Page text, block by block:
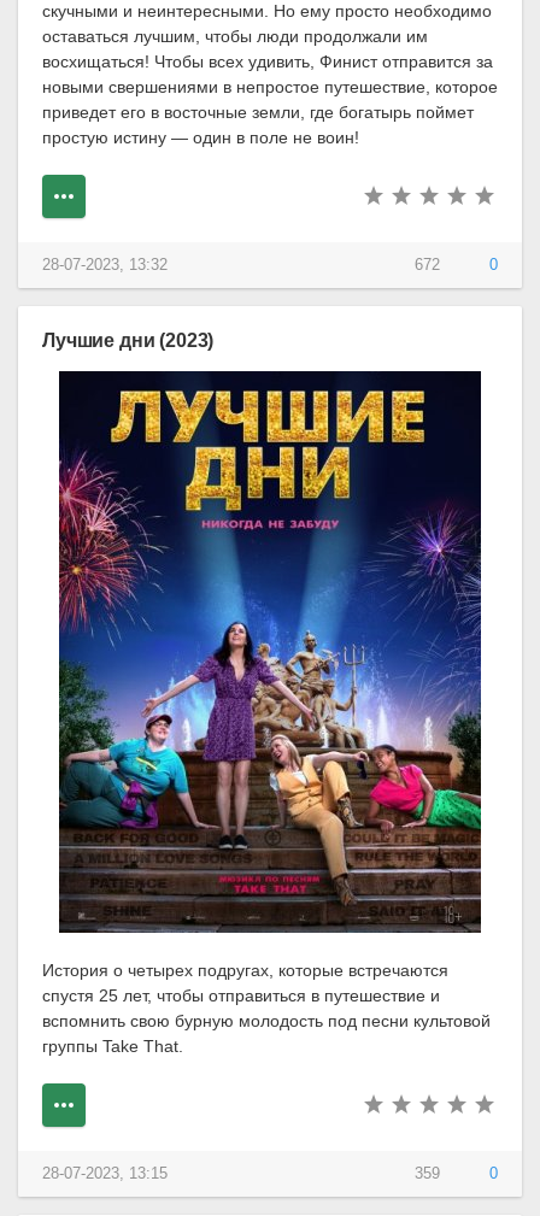
скучными и неинтересными. Но ему просто необходимо
оставаться лучшим, чтобы люди продолжали им
восхищаться! Чтобы всех удивить, Финист отправится за
новыми свершениями в непростое путешествие, которое
приведет его в восточные земли, где богатырь поймет
простую истину — один в поле не воин!
672 0
28-07-2023, 13:32
Лучшие дни (2023)
История о четырех подругах, которые встречаются
спустя 25 лет, чтобы отправиться в путешествие и
вспомнить свою бурную молодость под песни культовой
группы Take That.
359 0
28-07-2023, 13:15